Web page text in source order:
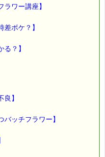
ワー講座】
ボケ？】
？】
】
ッチフラワー】